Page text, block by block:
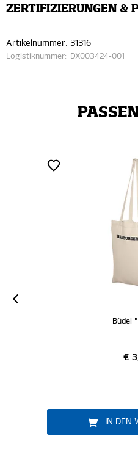
ZERTIFIZIERUNGEN &
Artikelnummer: 31316
Logistiknummer: DX003424-001
Büdel
€
IN DEN